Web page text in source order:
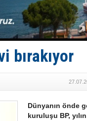
Rusya,
Enejota
Denizcilik
Taksi
bırakıyor
Dünyanın önde
kuruluşu BP,